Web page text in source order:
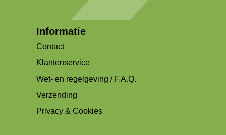
Informatie
Contact
Klantenservice
Wet- en regelgeving / F.A.Q.
Verzending
Privacy & Cookies